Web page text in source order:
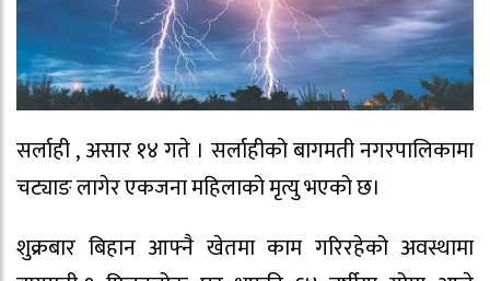
सर्लाही , असार १४ गते । सर्लाहीको बागमती नगरपालिकामा
चट्याङ लागेर एकजना महिलाको मृत्यु भएको छ।
शुक्रबार बिहान आफ्नै खेतमा काम गरिरहेको अवस्थामा